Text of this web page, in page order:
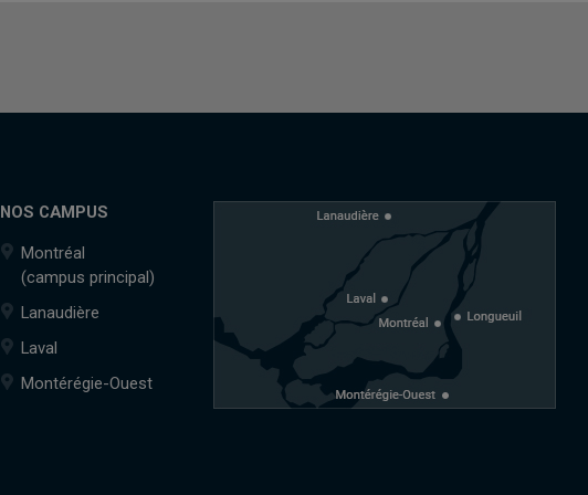
NOS CAMPUS
Montréal
(campus principal)
Lanaudière
Laval
Montérégie-Ouest